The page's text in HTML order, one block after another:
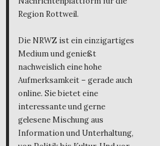
Region Rottweil.
Die NRWZ ist ein einzigartiges
Medium und genießt
nachweislich eine hohe
Aufmerksamkeit – gerade auch
online. Sie bietet eine
interessante und gerne
gelesene Mischung aus
Information und Unterhaltung,